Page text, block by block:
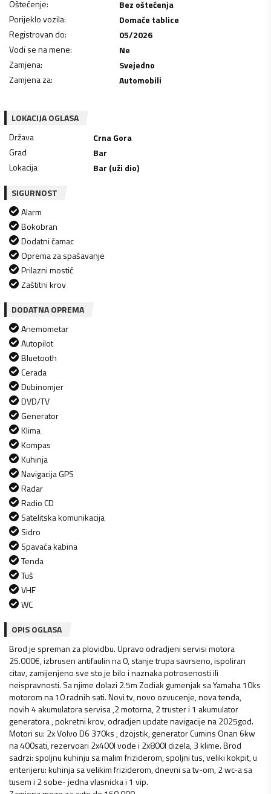
Oštećenje:
Bez oštećenja
Porijeklo vozila:
Domaće tablice
Registrovan do:
05/2026
Vodi se na mene:
Ne
Zamjena:
Svejedno
Zamjena za: Automobili
LOKACIJA OGLASA
Država
Crna Gora
Grad
Bar
Lokacija
Bar (uži dio)
SIGURNOST
Alarm
Bokobran
Dodatni čamac
Oprema za spašavanje
Prilazni mostić
Zaštitni krov
DODATNA OPREMA
Anemometar
Autopilot
Bluetooth
Cerada
Dubinomjer
DVD/TV
Generator
Klima
Kompas
Kuhinja
Navigacija GPS
Radar
Radio CD
Satelitska komunikacija
Sidro
Spavaća kabina
Tenda
Tuš
VHF
WC
OPIS OGLASA
Brod je spreman za plovidbu. Upravo odradjeni servisi motora
25.000€, izbrusen antifaulin na 0, stanje trupa savrseno, ispoliran
citav, zamijenjeno sve sto je bilo i naznaka potrosenosti ili
neispravnosti. Sa njime dolazi 2.5m Zodiak gumenjak sa Yamaha 10ks
motorom na 10 radnih sati. Novi tv, novo ozvucenje, nova tenda,
novih 4 akumulatora servisa ,2 motorna, 2 truster i 1 akumulator
generatora , pokretni krov, odradjen update navigacije na 2025god.
Motori su: 2x Volvo D6 370ks , dzojstik, generator Cumins Onan 6kw
na 400sati, rezervoari 2x400l vode i 2x800l dizela, 3 klime. Brod
sadrzi: spoljnu kuhinju sa malim friziderom, spoljni tus, veliki kokpit, u
enterijeru: kuhinja sa velikim friziderom, dnevni sa tv-om, 2 wc-a sa
tusem i 2 sobe- jedna vlasnicka i 1 vip.